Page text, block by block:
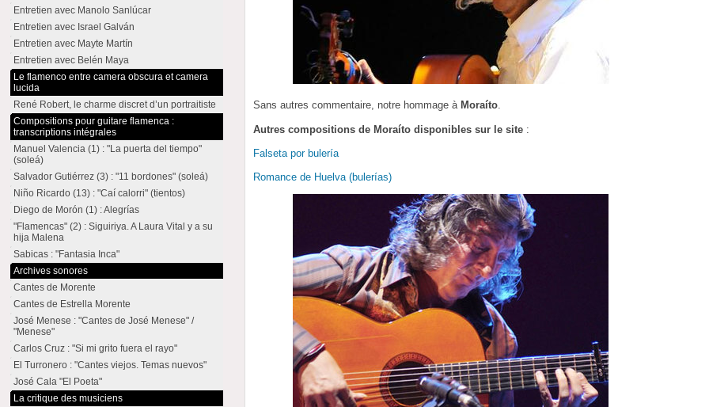
Sans autres commentaire, notre hommage à Moraíto.
Autres compositions de Moraíto disponibles sur le site :
Falseta por bulería
Romance de Huelva (bulerías)
Entretien avec Manolo Sanlúcar
Entretien avec Israel Galván
Entretien avec Mayte Martín
Entretien avec Belén Maya
Le flamenco entre camera obscura et camera
lucida
René Robert, le charme discret d’un portraitiste
Compositions pour guitare flamenca :
transcriptions intégrales
Manuel Valencia (1) : "La puerta del tiempo"
(soleá)
Salvador Gutiérrez (3) : "11 bordones" (soleá)
Niño Ricardo (13) : "Caí calorri" (tientos)
Diego de Morón (1) : Alegrías
"Flamencas" (2) : Siguiriya. A Laura Vital y a su
hija Malena
Sabicas : "Fantasia Inca"
Archives sonores
Cantes de Morente
Cantes de Estrella Morente
José Menese : "Cantes de José Menese" /
"Menese"
Carlos Cruz : "Si mi grito fuera el rayo"
El Turronero : "Cantes viejos. Temas nuevos"
José Cala "El Poeta"
La critique des musiciens